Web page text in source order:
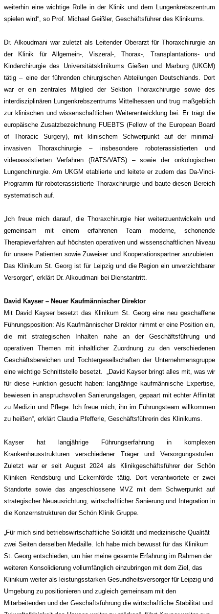
weiterhin eine wichtige Rolle in der Klinik und dem Lungenkrebszentrum
spielen wird“, so Prof. Michael Geißler, Geschäftsführer des Klinikums.
Dr. Alkoudmani war zuletzt als Leitender Oberarzt für Thoraxchirurgie an
der Klinik für Allgemein-, Viszeral-, Thorax-, Transplantations- und
Kinderchirurgie des Universitätsklinikums Gießen und Marburg (UKGM)
tätig – eine der führenden chirurgischen Abteilungen Deutschlands. Dort
war er ein zentrales Mitglied der Sektion Thoraxchirurgie sowie des
interdisziplinären Lungenkrebszentrums Mittelhessen und trug maßgeblich
zur klinischen und wissenschaftlichen Weiterentwicklung bei. Er trägt die
europäische Zusatzbezeichnung FUEBTS (Fellow of the European Board
of Thoracic Surgery), mit klinischem Schwerpunkt auf der minimal-
invasiven Thoraxchirurgie – insbesondere roboterassistierten und
videoassistierten Verfahren (RATS/VATS) – sowie der onkologischen
Lungenchirurgie. Am UKGM etablierte und leitete er zudem das Da-Vinci-
Programm für roboterassistierte Thoraxchirurgie und baute diesen Bereich
systematisch auf.
„Ich freue mich darauf, die Thoraxchirurgie hier weiterzuentwickeln und
gemeinsam mit einem erfahrenen Team moderne, schonende
Therapieverfahren auf höchsten operativen und wissenschaftlichen Niveau
für unsere Patienten sowie Zuweiser und Kooperationspartner anzubieten.
Das Klinikum St. Georg ist für Leipzig und die Region ein unverzichtbarer
Versorger“, erklärt Dr. Alkoudmani bei Dienstantritt.
David Kayser – Neuer Kaufmännischer Direktor
Mit David Kayser besetzt das Klinikum St. Georg eine neu geschaffene
Führungsposition: Als Kaufmännischer Direktor nimmt er eine Position ein,
die mit strategischen Inhalten nahe an der Geschäftsführung und
operativen Themen mit inhaltlicher Zuordnung zu den verschiedenen
Geschäftsbereichen und Tochtergesellschaften der Unternehmensgruppe
eine wichtige Schnittstelle besetzt. „David Kayser bringt alles mit, was wir
für diese Funktion gesucht haben: langjährige kaufmännische Expertise,
bewiesen in anspruchsvollen Sanierungslagen, gepaart mit echter Affinität
zu Medizin und Pflege. Ich freue mich, ihn im Führungsteam willkommen
zu heißen“, erklärt Claudia Pfefferle, Geschäftsführerin des Klinikums.
Kayser hat langjährige Führungserfahrung in komplexen
Krankenhausstrukturen verschiedener Träger und Versorgungsstufen.
Zuletzt war er seit August 2024 als Klinikgeschäftsführer der Schön
Kliniken Rendsburg und Eckernförde tätig. Dort verantwortete er zwei
Standorte sowie das angeschlossene MVZ mit dem Schwerpunkt auf
strategischer Neuausrichtung, wirtschaftlicher Sanierung und Integration in
die Konzernstrukturen der Schön Klinik Gruppe.
„Für mich sind betriebswirtschaftliche Solidität und medizinische Qualität
zwei Seiten derselben Medaille. Ich habe mich bewusst für das Klinikum
St. Georg entschieden, um hier meine gesamte Erfahrung im Rahmen der
weiteren Konsolidierung vollumfänglich einzubringen mit dem Ziel, das
Klinikum weiter als leistungsstarken Gesundheitsversorger für Leipzig und
Umgebung zu positionieren und zugleich gemeinsam mit den
Mitarbeitenden und der Geschäftsführung die wirtschaftliche Stabilität und